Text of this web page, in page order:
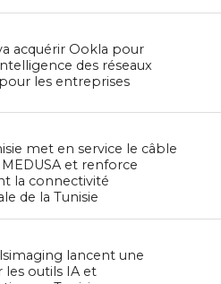
acquérir Ookla pour
des réseaux
pour les entreprises
met en service le câble
et renforce
la connectivité
de la Tunisie
lancent une
les outils IA et